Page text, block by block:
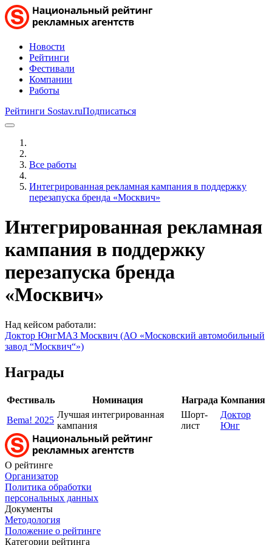
Новости
Рейтинги
Фестивали
Компании
Работы
Рейтинги Sostav.ruПодписаться
Все работы
Интегрированная рекламная кампания в поддержку
перезапуска бренда «Москвич»
Интегрированная рекламная
кампания в поддержку
перезапуска бренда
«Москвич»
Над кейсом работали:
Доктор ЮнгМАЗ Москвич (АО «Московский автомобильный
завод “Москвич“»)
Награды
Фестиваль Номинация Награда Компания
Bema! 2025
Лучшая интегрированная
кампания
Шорт-
лист
Доктор
Юнг
О рейтинге
Организатор
Политика обработки
персональных данных
Документы
Методология
Положение о рейтинге
Категории рейтинга